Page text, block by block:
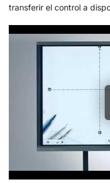
transferir el control a